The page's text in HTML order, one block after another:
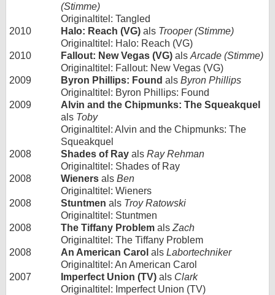
(Stimme)
Originaltitel: Tangled
2010
Halo: Reach (VG) als Trooper (Stimme)
Originaltitel: Halo: Reach (VG)
2010
Fallout: New Vegas (VG) als Arcade (Stimme)
Originaltitel: Fallout: New Vegas (VG)
2009
Byron Phillips: Found als Byron Phillips
Originaltitel: Byron Phillips: Found
2009
Alvin and the Chipmunks: The Squeakquel
als Toby
Originaltitel: Alvin and the Chipmunks: The
Squeakquel
2008
Shades of Ray als Ray Rehman
Originaltitel: Shades of Ray
2008
Wieners als Ben
Originaltitel: Wieners
2008
Stuntmen als Troy Ratowski
Originaltitel: Stuntmen
2008
The Tiffany Problem als Zach
Originaltitel: The Tiffany Problem
2008
An American Carol als Labortechniker
Originaltitel: An American Carol
2007
Imperfect Union (TV) als Clark
Originaltitel: Imperfect Union (TV)